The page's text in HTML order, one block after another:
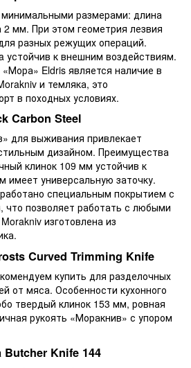
минимальными размерами: длина
мм. При этом геометрия лезвия
разных режущих операций.
устойчив к внешним воздействиям.
Eldris является наличие в
и темляка, это
в походных условиях.
Carbon Steel
для выживания привлекает
дизайном. Преимущества
клинок 109 мм устойчив к
имеет универсальную заточку.
специальным покрытием с
позволяет работать с любыми
изготовлена из
Curved Trimming Knife
купить для разделочных
от мяса. Особенности кухонного
твердый клинок 153 мм, ровная
рукоять «Моракнив» с упором
Knife 144